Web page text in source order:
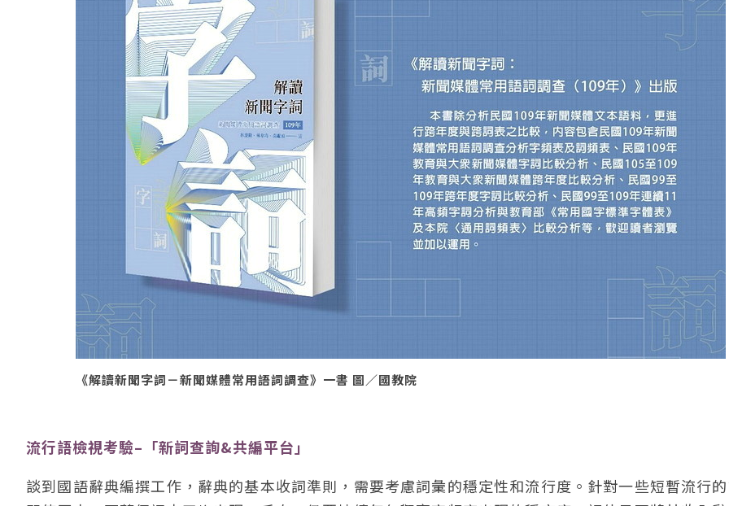
《解讀新聞字詞－新聞媒體常用語詞調查》一書 圖／國教院
流行語檢視考驗–「新詞查詢&共編平台」
談到國語辭典編撰工作，辭典的基本收詞準則，需要考慮詞彙的穩定性和流行度。針對一些短暫流行